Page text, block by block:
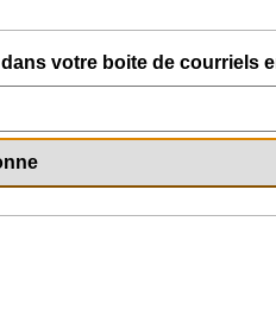
votre boite de courriels